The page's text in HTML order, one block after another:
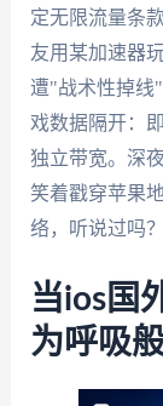
定无限流量条
友用某加速器
遭"战术性掉线
戏数据隔开：
独立带宽。深
笑着戳穿苹果
络，听说过吗
当ios国
为呼吸